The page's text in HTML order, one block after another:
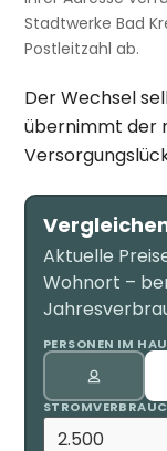
Stadtwerke Bad
Postleitzahl ab.
Der Wechsel
übernimmt der
Aktuelle
Wohnort –
PERSONEN IM